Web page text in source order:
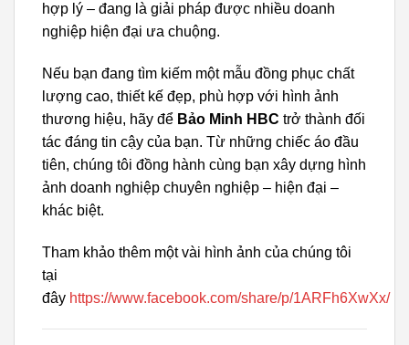
hợp lý – đang là giải pháp được nhiều doanh
nghiệp hiện đại ưa chuộng.
Nếu bạn đang tìm kiếm một mẫu đồng phục chất
lượng cao, thiết kế đẹp, phù hợp với hình ảnh
thương hiệu, hãy để Bảo Minh HBC trở thành đối
tác đáng tin cậy của bạn. Từ những chiếc áo đầu
tiên, chúng tôi đồng hành cùng bạn xây dựng hình
ảnh doanh nghiệp chuyên nghiệp – hiện đại –
khác biệt.
Tham khảo thêm một vài hình ảnh của chúng tôi
tại
đây https://www.facebook.com/share/p/1ARFh6XwXx/